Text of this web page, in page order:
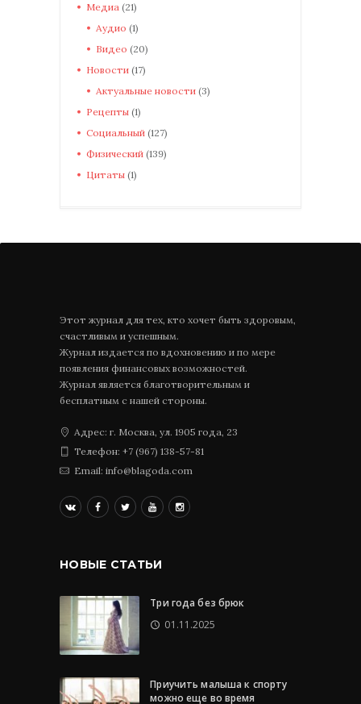
Медиа (21)
Аудио (1)
Видео (20)
Новости (17)
Актуальные новости (3)
Рецепты (1)
Социальный (127)
Физический (139)
Цитаты (1)
Этот журнал для тех, кто хочет быть здоровым,
счастливым и успешным.
Журнал издается по вдохновению и по мере
появления финансовых возможностей.
Журнал является благотворительным и
бесплатным с нашей стороны.
Адрес: г. Москва, ул. 1905 года, 23
Телефон: +7 (967) 138-57-81
Email: info@blagoda.com
НОВЫЕ СТАТЬИ
Три года без брюк
01.11.2025
Приучить малыша к спорту
можно еще во время